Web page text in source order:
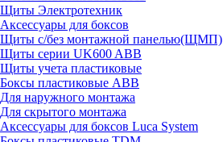
Щиты Электротехник
Аксессуары для боксов
Щиты с/без монтажной панелью(ЩМП)
Щиты серии UK600 ABB
Щиты учета пластиковые
Боксы пластиковые ABB
Для наружного монтажа
Для скрытого монтажа
Аксессуары для боксов Luca System